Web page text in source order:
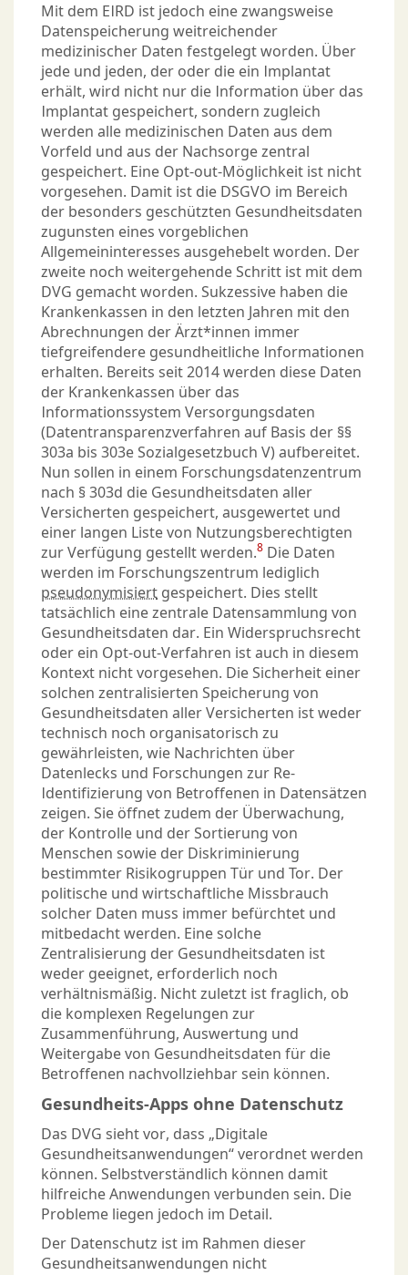
Mit dem EIRD ist jedoch eine zwangsweise
Datenspeicherung weitreichender
medizinischer Daten festgelegt worden. Über
jede und jeden, der oder die ein Implantat
erhält, wird nicht nur die Information über das
Implantat gespeichert, sondern zugleich
werden alle medizinischen Daten aus dem
Vorfeld und aus der Nachsorge zentral
gespeichert. Eine Opt-out-Möglichkeit ist nicht
vorgesehen. Damit ist die DSGVO im Bereich
der besonders geschützten Gesundheitsdaten
zugunsten eines vorgeblichen
Allgemeininteresses ausgehebelt worden. Der
zweite noch weitergehende Schritt ist mit dem
DVG gemacht worden. Sukzessive haben die
Krankenkassen in den letzten Jahren mit den
Abrechnungen der Ärzt*innen immer
tiefgreifendere gesundheitliche Informationen
erhalten. Bereits seit 2014 werden diese Daten
der Krankenkassen über das
Informationssystem Versorgungsdaten
(Datentransparenzverfahren auf Basis der §§
303a bis 303e Sozialgesetzbuch V) aufbereitet.
Nun sollen in einem Forschungsdatenzentrum
nach § 303d die Gesundheitsdaten aller
Versicherten gespeichert, ausgewertet und
einer langen Liste von Nutzungsberechtigten
zur Verfügung gestellt werden.8 Die Daten
werden im Forschungszentrum lediglich
pseudonymisiert gespeichert. Dies stellt
tatsächlich eine zentrale Datensammlung von
Gesundheitsdaten dar. Ein Widerspruchsrecht
oder ein Opt-out-Verfahren ist auch in diesem
Kontext nicht vorgesehen. Die Sicherheit einer
solchen zentralisierten Speicherung von
Gesundheitsdaten aller Versicherten ist weder
technisch noch organisatorisch zu
gewährleisten, wie Nachrichten über
Datenlecks und Forschungen zur Re-
Identifizierung von Betroffenen in Datensätzen
zeigen. Sie öffnet zudem der Überwachung,
der Kontrolle und der Sortierung von
Menschen sowie der Diskriminierung
bestimmter Risikogruppen Tür und Tor. Der
politische und wirtschaftliche Missbrauch
solcher Daten muss immer befürchtet und
mitbedacht werden. Eine solche
Zentralisierung der Gesundheitsdaten ist
weder geeignet, erforderlich noch
verhältnismäßig. Nicht zuletzt ist fraglich, ob
die komplexen Regelungen zur
Zusammenführung, Auswertung und
Weitergabe von Gesundheitsdaten für die
Betroffenen nachvollziehbar sein können.
Gesundheits-Apps ohne Datenschutz
Das DVG sieht vor, dass „Digitale
Gesundheitsanwendungen“ verordnet werden
können. Selbstverständlich können damit
hilfreiche Anwendungen verbunden sein. Die
Probleme liegen jedoch im Detail.
Der Datenschutz ist im Rahmen dieser
Gesundheitsanwendungen nicht